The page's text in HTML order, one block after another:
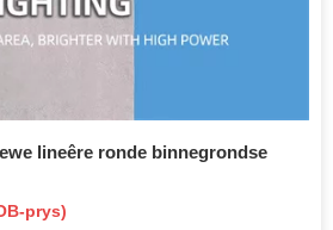
lineêre ronde binnegrondse
prys)